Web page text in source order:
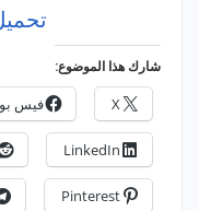
شارك هذا الموضوع:
X فيس
LinkedIn
Pinterest